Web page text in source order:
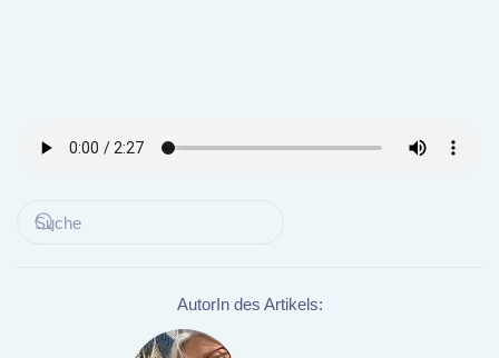
AutorIn des Artikels: